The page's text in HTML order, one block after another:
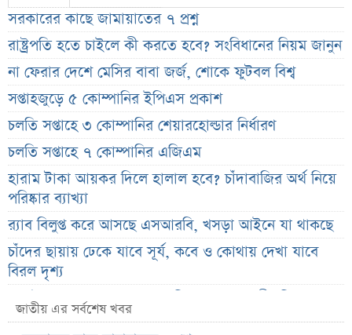
সরকারের কাছে জামায়াতের ৭ প্রশ্ন
রাষ্ট্রপতি হতে চাইলে কী করতে হবে? সংবিধানের নিয়ম জানুন
না ফেরার দেশে মেসির বাবা জর্জ, শোকে ফুটবল বিশ্ব
সপ্তাহজুড়ে ৫ কোম্পানির ইপিএস প্রকাশ
চলতি সপ্তাহে ৩ কোম্পানির শেয়ারহোল্ডার নির্ধারণ
চলতি সপ্তাহে ৭ কোম্পানির এজিএম
হারাম টাকা আয়কর দিলে হালাল হবে? চাঁদাবাজির অর্থ নিয়ে
পরিষ্কার ব্যাখ্যা
র‌্যাব বিলুপ্ত করে আসছে এসআরবি, খসড়া আইনে যা থাকছে
চাঁদের ছায়ায় ঢেকে যাবে সূর্য, কবে ও কোথায় দেখা যাবে
বিরল দৃশ্য
জুলাই জাদুঘরের অব্যবস্থাপনা নিয়ে ক্ষুব্ধ ফারুকী, দিলেন বড়
পরামর্শ
জাতীয় এর সর্বশেষ খবর